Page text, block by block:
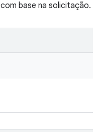
com base na solicitação.